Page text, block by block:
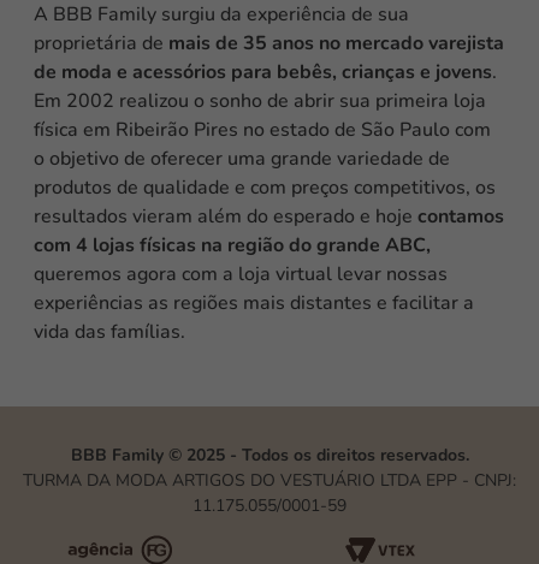
A BBB Family surgiu da experiência de sua
proprietária de mais de 35 anos no mercado varejista
de moda e acessórios para bebês, crianças e jovens.
Em 2002 realizou o sonho de abrir sua primeira loja
física em Ribeirão Pires no estado de São Paulo com
o objetivo de oferecer uma grande variedade de
produtos de qualidade e com preços competitivos, os
resultados vieram além do esperado e hoje contamos
com 4 lojas físicas na região do grande ABC,
queremos agora com a loja virtual levar nossas
experiências as regiões mais distantes e facilitar a
vida das famílias.
BBB Family © 2025 - Todos os direitos reservados.
TURMA DA MODA ARTIGOS DO VESTUÁRIO LTDA EPP - CNPJ:
11.175.055/0001-59